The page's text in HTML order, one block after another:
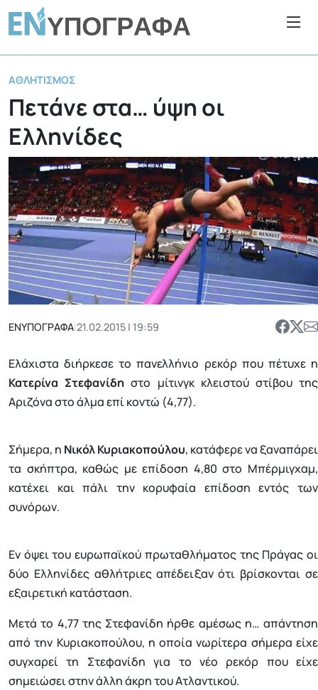
ΑΘΛΗΤΙΣΜΌΣ
Πετάνε στα… ύψη οι
Ελληνίδες
ΕΝΥΠΟΓΡΑΦΑ|21.02.2015 | 19:59
Ελάχιστα διήρκεσε το πανελλήνιο ρεκόρ που πέτυχε η
Κατερίνα Στεφανίδη στο μίτινγκ κλειστού στίβου της
Αριζόνα στο άλμα επί κοντώ (4,77).
Σήμερα, η Νικόλ Κυριακοπούλου, κατάφερε να ξαναπάρει
τα σκήπτρα, καθώς με επίδοση 4,80 στο Μπέρμιγχαμ,
κατέχει και πάλι την κορυφαία επίδοση εντός των
συνόρων.
Εν όψει του ευρωπαϊκού πρωταθλήματος της Πράγας οι
δύο Ελληνίδες αθλήτριες απέδειξαν ότι βρίσκονται σε
εξαιρετική κατάσταση.
Μετά το 4,77 της Στεφανίδη ήρθε αμέσως η… απάντηση
από την Κυριακοπούλου, η οποία νωρίτερα σήμερα είχε
συγχαρεί τη Στεφανίδη για το νέο ρεκόρ που είχε
σημειώσει στην άλλη άκρη του Ατλαντικού.